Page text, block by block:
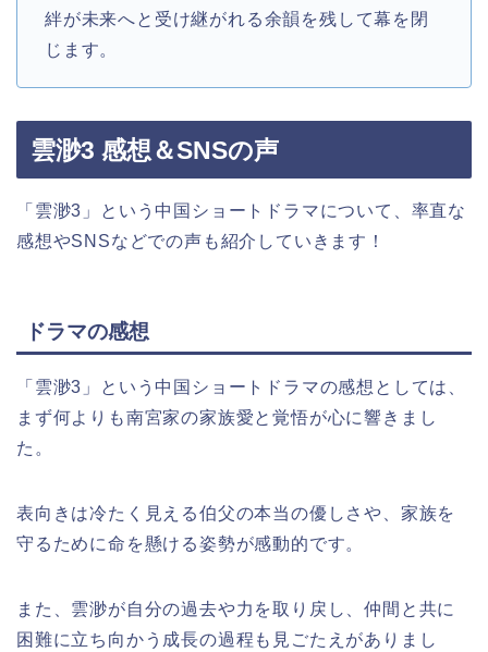
絆が未来へと受け継がれる余韻を残して幕を閉
じます。
雲渺3 感想＆SNSの声
「雲渺3」という中国ショートドラマについて、率直な
感想やSNSなどでの声も紹介していきます！
ドラマの感想
「雲渺3」という中国ショートドラマの感想としては、
まず何よりも南宮家の家族愛と覚悟が心に響きまし
た。
表向きは冷たく見える伯父の本当の優しさや、家族を
守るために命を懸ける姿勢が感動的です。
また、雲渺が自分の過去や力を取り戻し、仲間と共に
困難に立ち向かう成長の過程も見ごたえがありまし